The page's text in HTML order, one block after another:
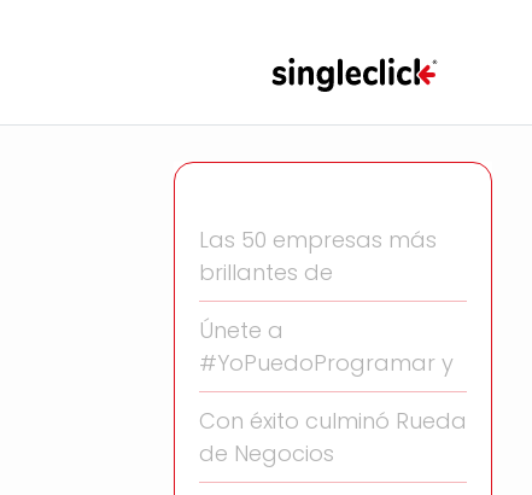
Las 50 empresas más
brillantes de
Únete a
#YoPuedoProgramar y
Con éxito culminó Rueda
de Negocios